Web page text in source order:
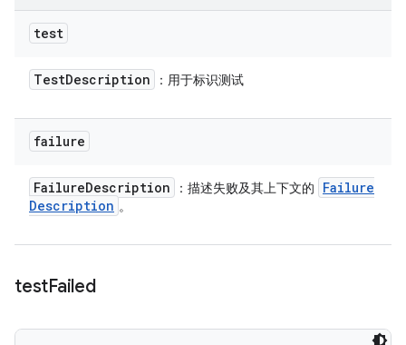
test
TestDescription ：用于标识测试
failure
FailureDescription ：描述失败及其上下文的
Failure
Description 。
testFailed